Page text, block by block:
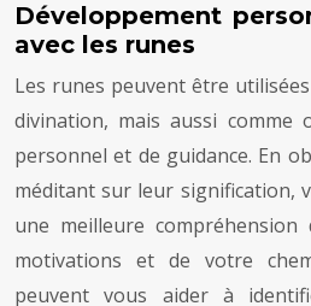
Développement
avec les runes
Les runes peuvent être
divination, mais aussi comme
personnel et de guidance. En
méditant sur leur signification,
une meilleure compréhension
motivations et de votre
peuvent vous aider à